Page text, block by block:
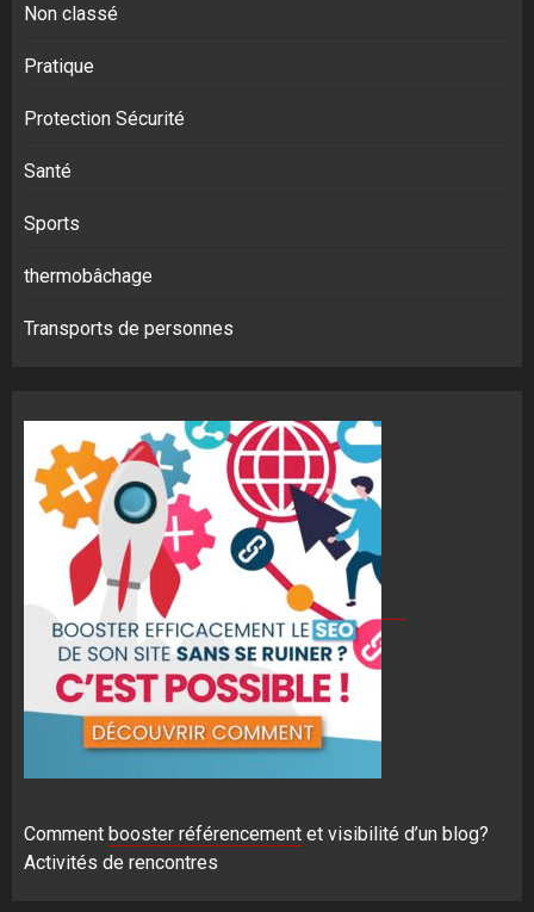
Non classé
Pratique
Protection Sécurité
Santé
Sports
thermobâchage
Transports de personnes
Comment booster référencement et visibilité d’un blog?
Activités de rencontres